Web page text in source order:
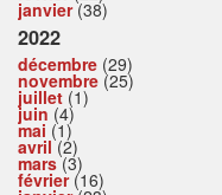
janvier(38)
2022
décembre (29)
novembre (25)
juillet (1)
juin (4)
mai (1)
avril(2)
mars(3)
février(16)